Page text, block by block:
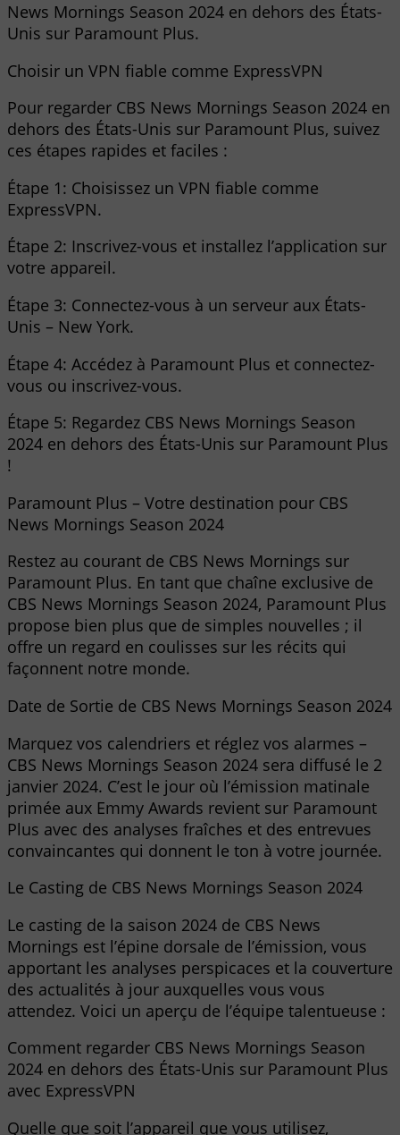
News Mornings Season 2024 en dehors des États-
Unis sur Paramount Plus.
Choisir un VPN fiable comme ExpressVPN
Pour regarder CBS News Mornings Season 2024 en
dehors des États-Unis sur Paramount Plus, suivez
ces étapes rapides et faciles :
Étape 1: Choisissez un VPN fiable comme
ExpressVPN.
Étape 2: Inscrivez-vous et installez l’application sur
votre appareil.
Étape 3: Connectez-vous à un serveur aux États-
Unis – New York.
Étape 4: Accédez à Paramount Plus et connectez-
vous ou inscrivez-vous.
Étape 5: Regardez CBS News Mornings Season
2024 en dehors des États-Unis sur Paramount Plus
!
Paramount Plus – Votre destination pour CBS
News Mornings Season 2024
Restez au courant de CBS News Mornings sur
Paramount Plus. En tant que chaîne exclusive de
CBS News Mornings Season 2024, Paramount Plus
propose bien plus que de simples nouvelles ; il
offre un regard en coulisses sur les récits qui
façonnent notre monde.
Date de Sortie de CBS News Mornings Season 2024
Marquez vos calendriers et réglez vos alarmes –
CBS News Mornings Season 2024 sera diffusé le 2
janvier 2024. C’est le jour où l’émission matinale
primée aux Emmy Awards revient sur Paramount
Plus avec des analyses fraîches et des entrevues
convaincantes qui donnent le ton à votre journée.
Le Casting de CBS News Mornings Season 2024
Le casting de la saison 2024 de CBS News
Mornings est l’épine dorsale de l’émission, vous
apportant les analyses perspicaces et la couverture
des actualités à jour auxquelles vous vous
attendez. Voici un aperçu de l’équipe talentueuse :
Comment regarder CBS News Mornings Season
2024 en dehors des États-Unis sur Paramount Plus
avec ExpressVPN
Quelle que soit l’appareil que vous utilisez,